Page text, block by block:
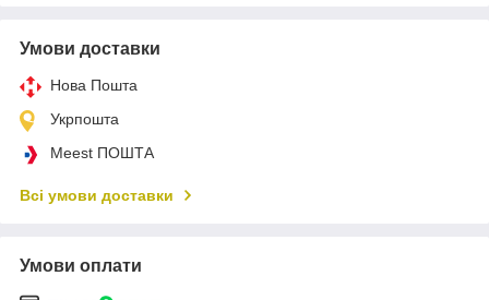
Умови доставки
Нова Пошта
Укрпошта
Meest ПОШТА
Всі умови доставки
Умови оплати